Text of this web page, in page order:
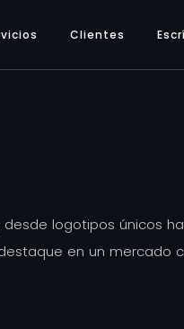
Clientes
logotipos únicos
en un mercado